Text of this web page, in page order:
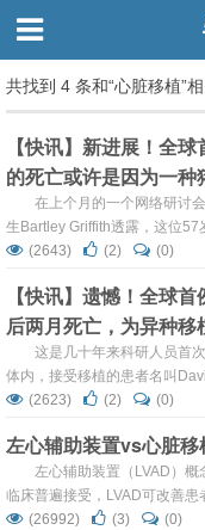
共找到 4 条和“心脏移植”
【快讯】新进展！全
的死亡或许是因为一种
在上个月的一个网络研讨
生Bartley Griffith透露，这位57
Bennett感染了一种猪病毒，称
线研讨会，以及移植专家进行
常见，并且通常只会在非常年
研究人...
(2643) (2) (0)
【快讯】遗憾！全球
后两月死亡，为异种移
这是几十年来科研人员首
体内，接受移植的患者名叫
年1月份接受了转基因猪心脏紧
后，他接受了姑息治疗。在生
与家人交流。” 然而，该中心
细节，比如Bennett的免疫系统
(2623) (2) (0)
左心辅助装置vs心脏移
左心辅助装置（LVAD）
临床普遍接受，LVAD可改善
量。下列为关于LVAD使用中10
(26992) (3) (0)